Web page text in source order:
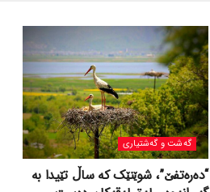
گه‌شت و گه‌شتیاری
“دەرەتفێ”، شوێنێک کە ساڵ تێیدا بە